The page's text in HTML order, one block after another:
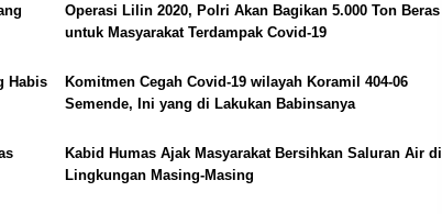
Operasi Lilin 2020, Polri Akan Bagikan 5.000 Ton Beras
untuk Masyarakat Terdampak Covid-19
Habis
Komitmen Cegah Covid-19 wilayah Koramil 404-06
Semende, Ini yang di Lakukan Babinsanya
Kabid Humas Ajak Masyarakat Bersihkan Saluran Air di
Lingkungan Masing-Masing